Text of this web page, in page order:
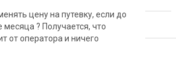
цену на путевку, если до
? Получается, что
от оператора и ничего